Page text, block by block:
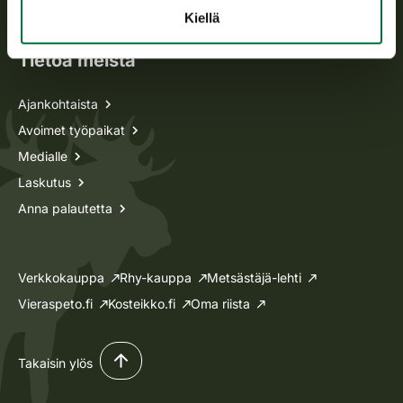
Kiellä
Tietoa meistä
Ajankohtaista
Avoimet työpaikat
Medialle
Laskutus
Anna palautetta
Verkkokauppa Rhy-kauppa
Metsästäjä-lehti
Vieraspeto.fi
Kosteikko.fi Oma riista
Takaisin ylös